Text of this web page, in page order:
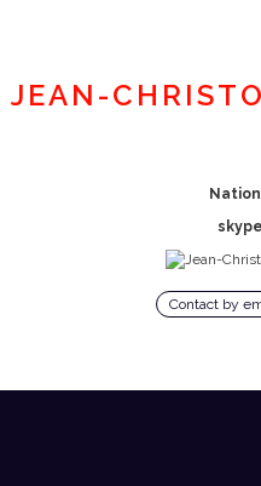
JEAN-
Contact by